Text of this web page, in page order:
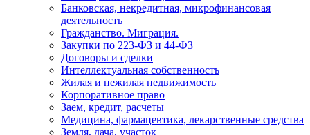
Банковская, некредитная, микрофинансовая
деятельность
Гражданство. Миграция.
Закупки по 223-ФЗ и 44-ФЗ
Договоры и сделки
Интеллектуальная собственность
Жилая и нежилая недвижимость
Корпоративное право
Заем, кредит, расчеты
Медицина, фармацевтика, лекарственные средства
Земля, дача, участок